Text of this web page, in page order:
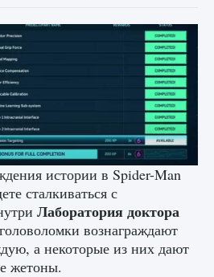
и стадионы в EA
истории в Spider-Man
сталкиваться с
Лаборатория доктора
вознаграждают
а некоторые из них дают
жетоны.